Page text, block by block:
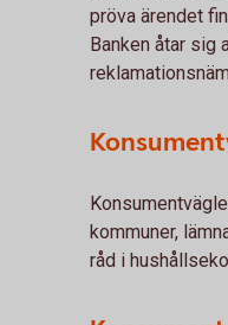
pröva ärendet
Banken åtar sig
kommuner,
råd i